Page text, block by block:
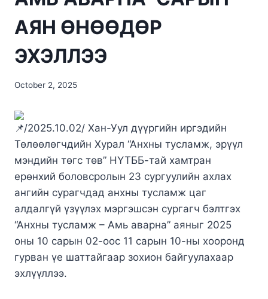
АЯН ӨНӨӨДӨР
ЭХЭЛЛЭЭ
October 2, 2025
/2025.10.02/ Хан-Уул дүүргийн иргэдийн
Төлөөлөгчдийн Хурал “Анхны тусламж, эрүүл
мэндийн төгс төв” НҮТББ-тай хамтран
ерөнхий боловсролын 23 сургуулийн ахлах
ангийн сурагчдад анхны тусламж цаг
алдалгүй үзүүлэх мэргэшсэн сургагч бэлтгэх
“Анхны тусламж – Амь аварна” аяныг 2025
оны 10 сарын 02-оос 11 сарын 10-ны хооронд
гурван үе шаттайгаар зохион байгуулахаар
эхлүүллээ.